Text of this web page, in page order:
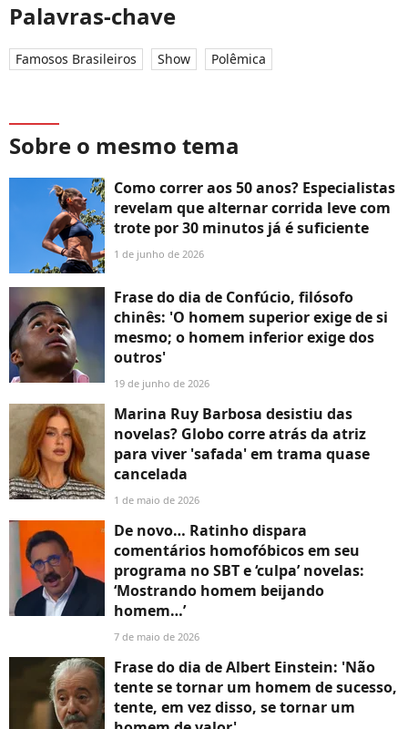
Palavras-chave
Famosos Brasileiros Show Polêmica
Sobre o mesmo tema
Como correr aos 50 anos? Especialistas
revelam que alternar corrida leve com
trote por 30 minutos já é suficiente
1 de junho de 2026
Frase do dia de Confúcio, filósofo
chinês: 'O homem superior exige de si
mesmo; o homem inferior exige dos
outros'
19 de junho de 2026
Marina Ruy Barbosa desistiu das
novelas? Globo corre atrás da atriz
para viver 'safada' em trama quase
cancelada
1 de maio de 2026
De novo… Ratinho dispara
comentários homofóbicos em seu
programa no SBT e ‘culpa’ novelas:
‘Mostrando homem beijando
homem…’
7 de maio de 2026
Frase do dia de Albert Einstein: 'Não
tente se tornar um homem de sucesso,
tente, em vez disso, se tornar um